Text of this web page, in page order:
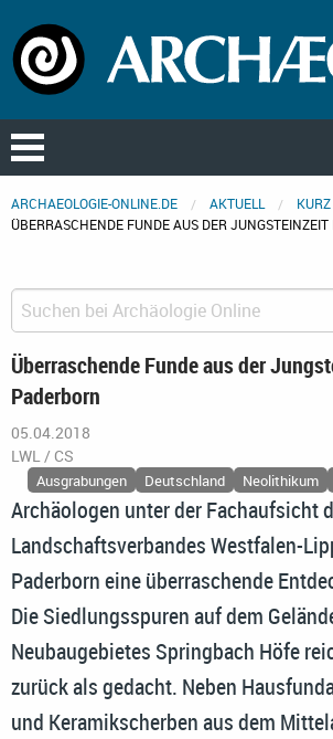
ARCHAEOLOGIE-ONLINE.DE AKTUELL
ÜBERRASCHENDE FUNDE AUS DER JUNGSTEINZEIT
Überraschende Funde aus der
Paderborn
05.04.2018
LWL / CS
Ausgrabungen Deutschland Neolithikum
Archäologen unter der Fachaufsicht
Landschaftsverbandes Westfalen-
Paderborn eine überraschende
Die Siedlungsspuren auf dem
Neubaugebietes Springbach Höfe
zurück als gedacht. Neben
und Keramikscherben aus dem